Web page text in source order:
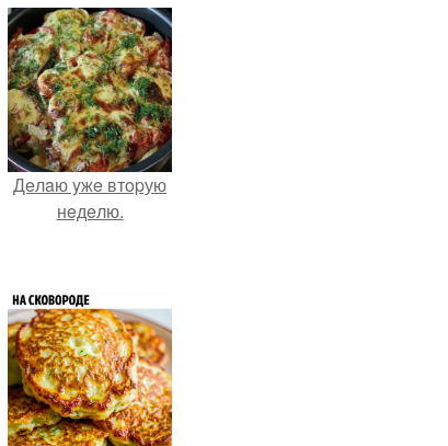
Дeлaю yжe втopую
нeдeлю.